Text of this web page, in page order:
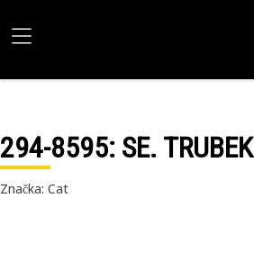
294-8595: SE. TRUBEK
Značka: Cat